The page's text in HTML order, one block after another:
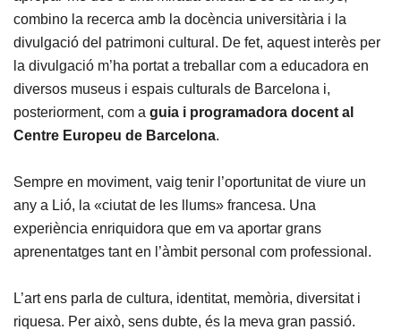
combino la recerca amb la docència universitària i la
divulgació del patrimoni cultural. De fet, aquest interès per
la divulgació m’ha portat a treballar com a educadora en
diversos museus i espais culturals de Barcelona i,
posteriorment, com a guia i programadora docent al
Centre Europeu de Barcelona.
Sempre en moviment, vaig tenir l’oportunitat de viure un
any a Lió, la «ciutat de les llums» francesa. Una
experiència enriquidora que em va aportar grans
aprenentatges tant en l’àmbit personal com professional.
L’art ens parla de cultura, identitat, memòria, diversitat i
riquesa. Per això, sens dubte, és la meva gran passió.